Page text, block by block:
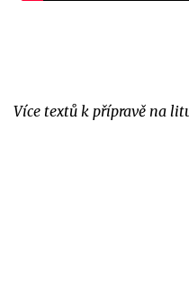
Více textů k přípravě na